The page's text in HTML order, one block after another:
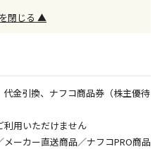
はできません。お手数です
商品です（店舗受取は選択でき
閉じる ▲
金引換、ナフコ商品券（株主優待
用いただけません
ーカー直送商品／ナフコPRO商品